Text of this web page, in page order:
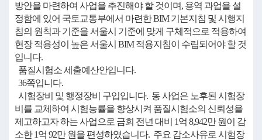
방안을 마련하여 사업을 추진해야 할 것이며, 용역 과업을 설
정함에 있어 국토교통부에서 마련한 BIM 기본지침 및 시행지
침의 원칙과 기준을 서울시 기준에 맞게 구체적으로 적용하여
현장 적용성이 높은 서울시 BIM 적용지침이 수립되어야 할 것
입니다.
품질시험소 세출예산안입니다.
36쪽입니다.
시험장비 및 행정장비 구입입니다. 동 사업은 노후된 시험장
비를 교체하여 시험능률을 향상시켜 품질시험소의 신뢰성을
제고하고자 하는 사업으로 금회 전년 대비 1억 8,942만 원이 감
소한 1억 92만 원을 편성하였습니다. 주요 감소사유로 시험장